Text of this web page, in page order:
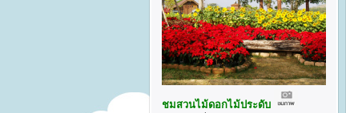
ชมสวนไม้ดอกไม้ประดับ